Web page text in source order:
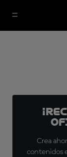
Crea
contenidos